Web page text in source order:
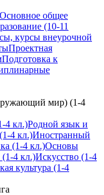
Основное общее
(10-11
курсы внеурочной
Проектная
Подготовка к
мир) (1-4
4 кл.)Родной язык и
4 кл.)Иностранный
(1-4 кл.)Основы
(1-4 кл.)Искусство (1-4
культура (1-4